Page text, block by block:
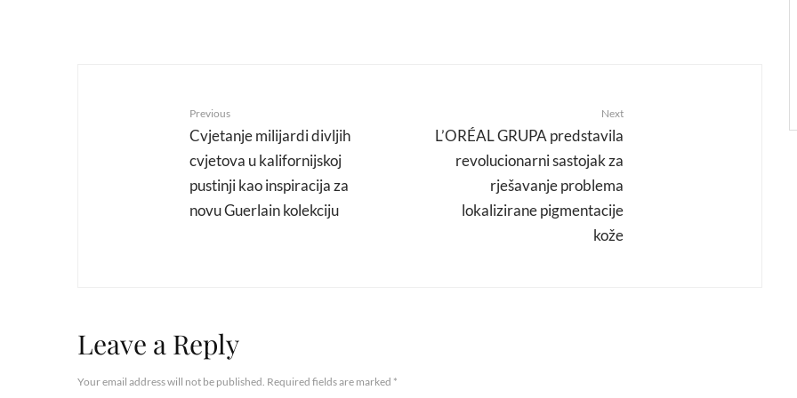
Previous
Cvjetanje milijardi divljih
cvjetova u kalifornijskoj
pustinji kao inspiracija za
novu Guerlain kolekciju
Next
L’ORÉAL GRUPA predstavila
revolucionarni sastojak za
rješavanje problema
lokalizirane pigmentacije
kože
Leave a Reply
Your email address will not be published. Required fields are marked *